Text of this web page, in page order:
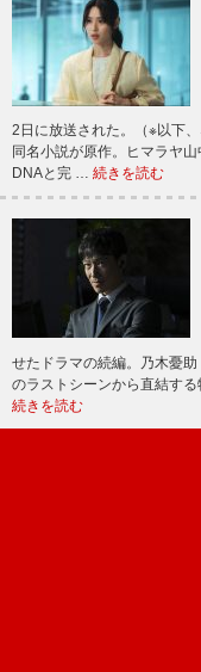
2日に放送された。（※以下
同名小説が原作。ヒマラヤ
DNAと完 … 続きを読む
せたドラマの続編。乃木憂
のラストシーンから直結する
続きを読む